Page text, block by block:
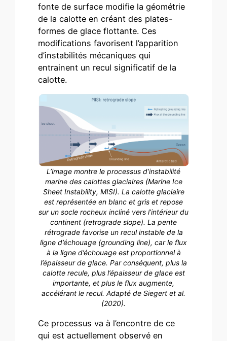
fonte de surface modifie la géométrie
de la calotte en créant des plates-
formes de glace flottante. Ces
modifications favorisent l’apparition
d’instabilités mécaniques qui
entrainent un recul significatif de la
calotte.
L’image montre le processus d’instabilité
marine des calottes glaciaires (Marine Ice
Sheet Instability, MISI). La calotte glaciaire
est représentée en blanc et gris et repose
sur un socle rocheux incliné vers l’intérieur du
continent (retrograde slope). La pente
rétrograde favorise un recul instable de la
ligne d’échouage (grounding line), car le flux
à la ligne d’échouage est proportionnel à
l’épaisseur de glace. Par conséquent, plus la
calotte recule, plus l’épaisseur de glace est
importante, et plus le flux augmente,
accélérant le recul. Adapté de Siegert et al.
(2020).
Ce processus va à l’encontre de ce
qui est actuellement observé en